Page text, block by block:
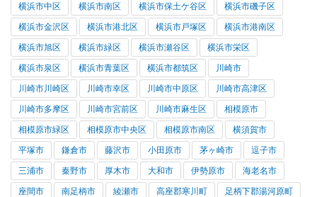
横浜市中区 横浜市南区 横浜市保土ケ谷区 横浜市磯子区
横浜市金沢区 横浜市港北区 横浜市戸塚区 横浜市港南区
横浜市旭区 横浜市緑区 横浜市瀬谷区 横浜市栄区
横浜市泉区 横浜市青葉区 横浜市都筑区 川崎市
川崎市川崎区 川崎市幸区 川崎市中原区 川崎市高津区
川崎市多摩区 川崎市宮前区 川崎市麻生区 相模原市
相模原市緑区 相模原市中央区 相模原市南区 横須賀市
平塚市 鎌倉市 藤沢市 小田原市 茅ヶ崎市 逗子市
三浦市 秦野市 厚木市 大和市 伊勢原市 海老名市
座間市 南足柄市 綾瀬市 高座郡寒川町 足柄下郡湯河原町